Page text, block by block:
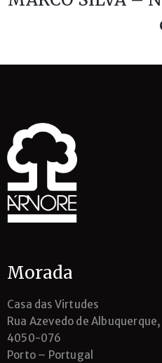
Morada
Casa das Virtudes
Rua Azevedo de Albuquerque,
4050-076
Porto – Portugal